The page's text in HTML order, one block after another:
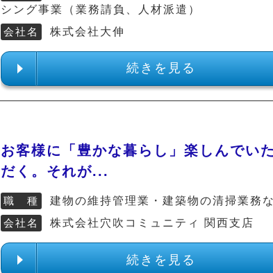
シング事業（業務請負、人材派遣）
会社名
株式会社大伸
続きを見る
お客様に「豊かな暮らし」楽しんでいた
だく。それが...
職 種
建物の維持管理業・建築物の清掃業務
会社名
株式会社穴吹コミュニティ 関西支店
続きを見る